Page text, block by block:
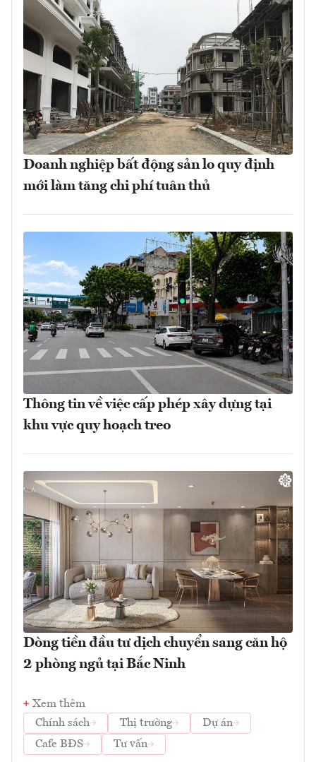
Doanh nghiệp bất động sản lo quy định
mới làm tăng chi phí tuân thủ
Thông tin về việc cấp phép xây dựng tại
khu vực quy hoạch treo
Dòng tiền đầu tư dịch chuyển sang căn hộ
2 phòng ngủ tại Bắc Ninh
Xem thêm
Chính sách
Thị trường
Dự án
Cafe BĐS
Tư vấn